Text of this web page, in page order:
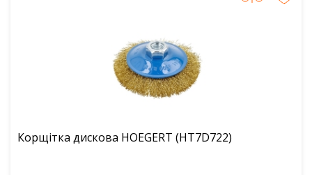
Корщітка дискова HOEGERT (HT7D722)